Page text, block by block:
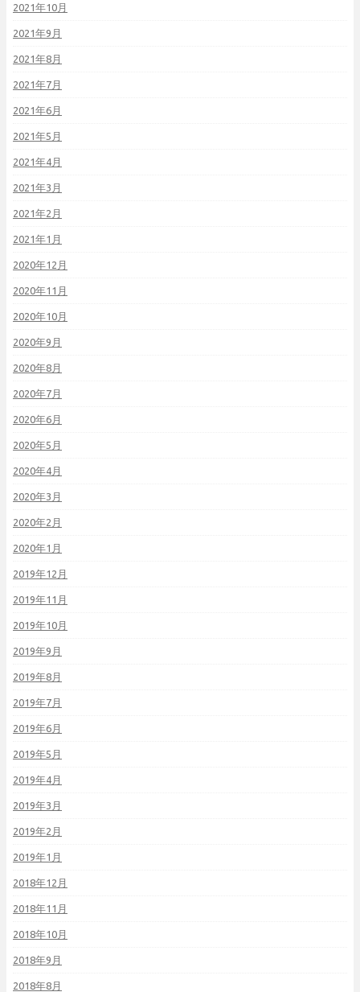
2021年10月
2021年9月
2021年8月
2021年7月
2021年6月
2021年5月
2021年4月
2021年3月
2021年2月
2021年1月
2020年12月
2020年11月
2020年10月
2020年9月
2020年8月
2020年7月
2020年6月
2020年5月
2020年4月
2020年3月
2020年2月
2020年1月
2019年12月
2019年11月
2019年10月
2019年9月
2019年8月
2019年7月
2019年6月
2019年5月
2019年4月
2019年3月
2019年2月
2019年1月
2018年12月
2018年11月
2018年10月
2018年9月
2018年8月